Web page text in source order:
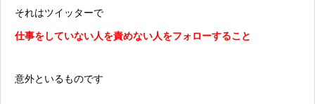
それはツイッターで
仕事をしていない人を責めない人をフォローすること
意外といるものです